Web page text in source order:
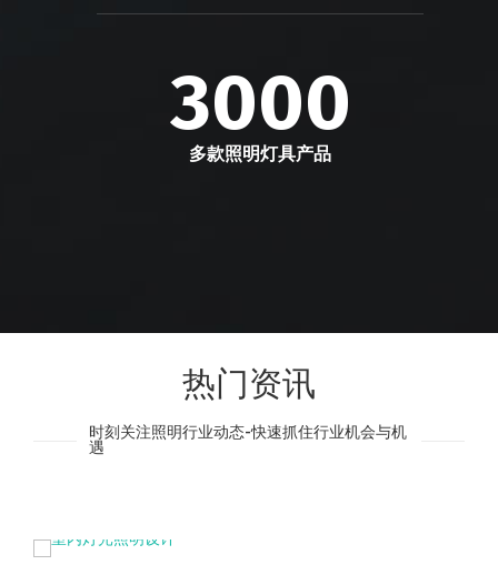
3000
多款照明灯具产品
热门资讯
时刻关注照明行业动态-快速抓住行业机会与机
遇